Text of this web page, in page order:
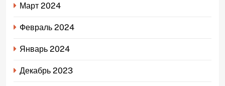
Март 2024
Февраль 2024
Январь 2024
Декабрь 2023